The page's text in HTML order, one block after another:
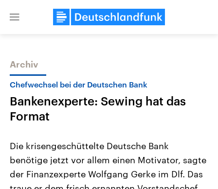
Close
Themen
Landtagswahl Sachsen-Anhalt
2026
Alle Informationen
USA
Aktuelle Beiträge,
Hintergründe
Archiv
Chefwechsel bei der Deutschen Bank
Bankenexperte: Sewing hat das
Format
Die krisengeschüttelte Deutsche Bank
benötige jetzt vor allem einen Motivator, sagte
der Finanzexperte Wolfgang Gerke im Dlf. Das